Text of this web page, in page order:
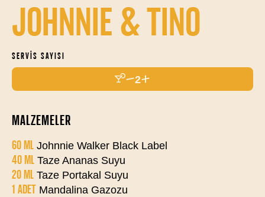
JOHNNIE & TINO
SERVIS SAYISI
2
MALZEMELER
60 ML Johnnie Walker Black Label
40 ML Taze Ananas Suyu
20 ML Taze Portakal Suyu
1 ADET Mandalina Gazozu